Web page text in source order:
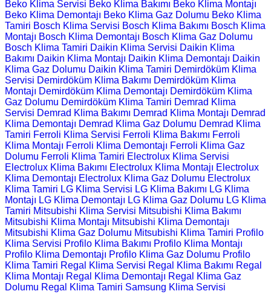
Beko Klima Servisi Beko Klima Bakımı Beko Klima Montajı
Beko Klima Demontajı Beko Klima Gaz Dolumu Beko Klima
Tamiri Bosch Klima Servisi Bosch Klima Bakımı Bosch Klima
Montajı Bosch Klima Demontajı Bosch Klima Gaz Dolumu
Bosch Klima Tamiri Daikin Klima Servisi Daikin Klima
Bakımı Daikin Klima Montajı Daikin Klima Demontajı Daikin
Klima Gaz Dolumu Daikin Klima Tamiri Demirdöküm Klima
Servisi Demirdöküm Klima Bakımı Demirdöküm Klima
Montajı Demirdöküm Klima Demontajı Demirdöküm Klima
Gaz Dolumu Demirdöküm Klima Tamiri Demrad Klima
Servisi Demrad Klima Bakımı Demrad Klima Montajı Demrad
Klima Demontajı Demrad Klima Gaz Dolumu Demrad Klima
Tamiri Ferroli Klima Servisi Ferroli Klima Bakımı Ferroli
Klima Montajı Ferroli Klima Demontajı Ferroli Klima Gaz
Dolumu Ferroli Klima Tamiri Electrolux Klima Servisi
Electrolux Klima Bakımı Electrolux Klima Montajı Electrolux
Klima Demontajı Electrolux Klima Gaz Dolumu Electrolux
Klima Tamiri LG Klima Servisi LG Klima Bakımı LG Klima
Montajı LG Klima Demontajı LG Klima Gaz Dolumu LG Klima
Tamiri Mitsubishi Klima Servisi Mitsubishi Klima Bakımı
Mitsubishi Klima Montajı Mitsubishi Klima Demontajı
Mitsubishi Klima Gaz Dolumu Mitsubishi Klima Tamiri Profilo
Klima Servisi Profilo Klima Bakımı Profilo Klima Montajı
Profilo Klima Demontajı Profilo Klima Gaz Dolumu Profilo
Klima Tamiri Regal Klima Servisi Regal Klima Bakımı Regal
Klima Montajı Regal Klima Demontajı Regal Klima Gaz
Dolumu Regal Klima Tamiri Samsung Klima Servisi